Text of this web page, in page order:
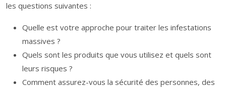
les questions suivantes :
Quelle est votre approche pour traiter les infestations
massives ?
Quels sont les produits que vous utilisez et quels sont
leurs risques ?
Comment assurez-vous la sécurité des personnes, des